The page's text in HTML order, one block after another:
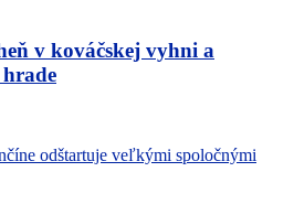
v kováčskej vyhni a
hrade